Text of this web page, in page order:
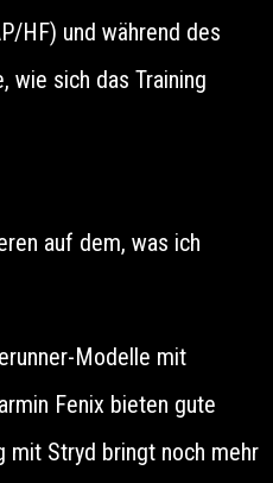
HF) und während des
wie sich das Training
auf dem, was ich
Modelle mit
Fenix bieten gute
mit Stryd bringt noch mehr